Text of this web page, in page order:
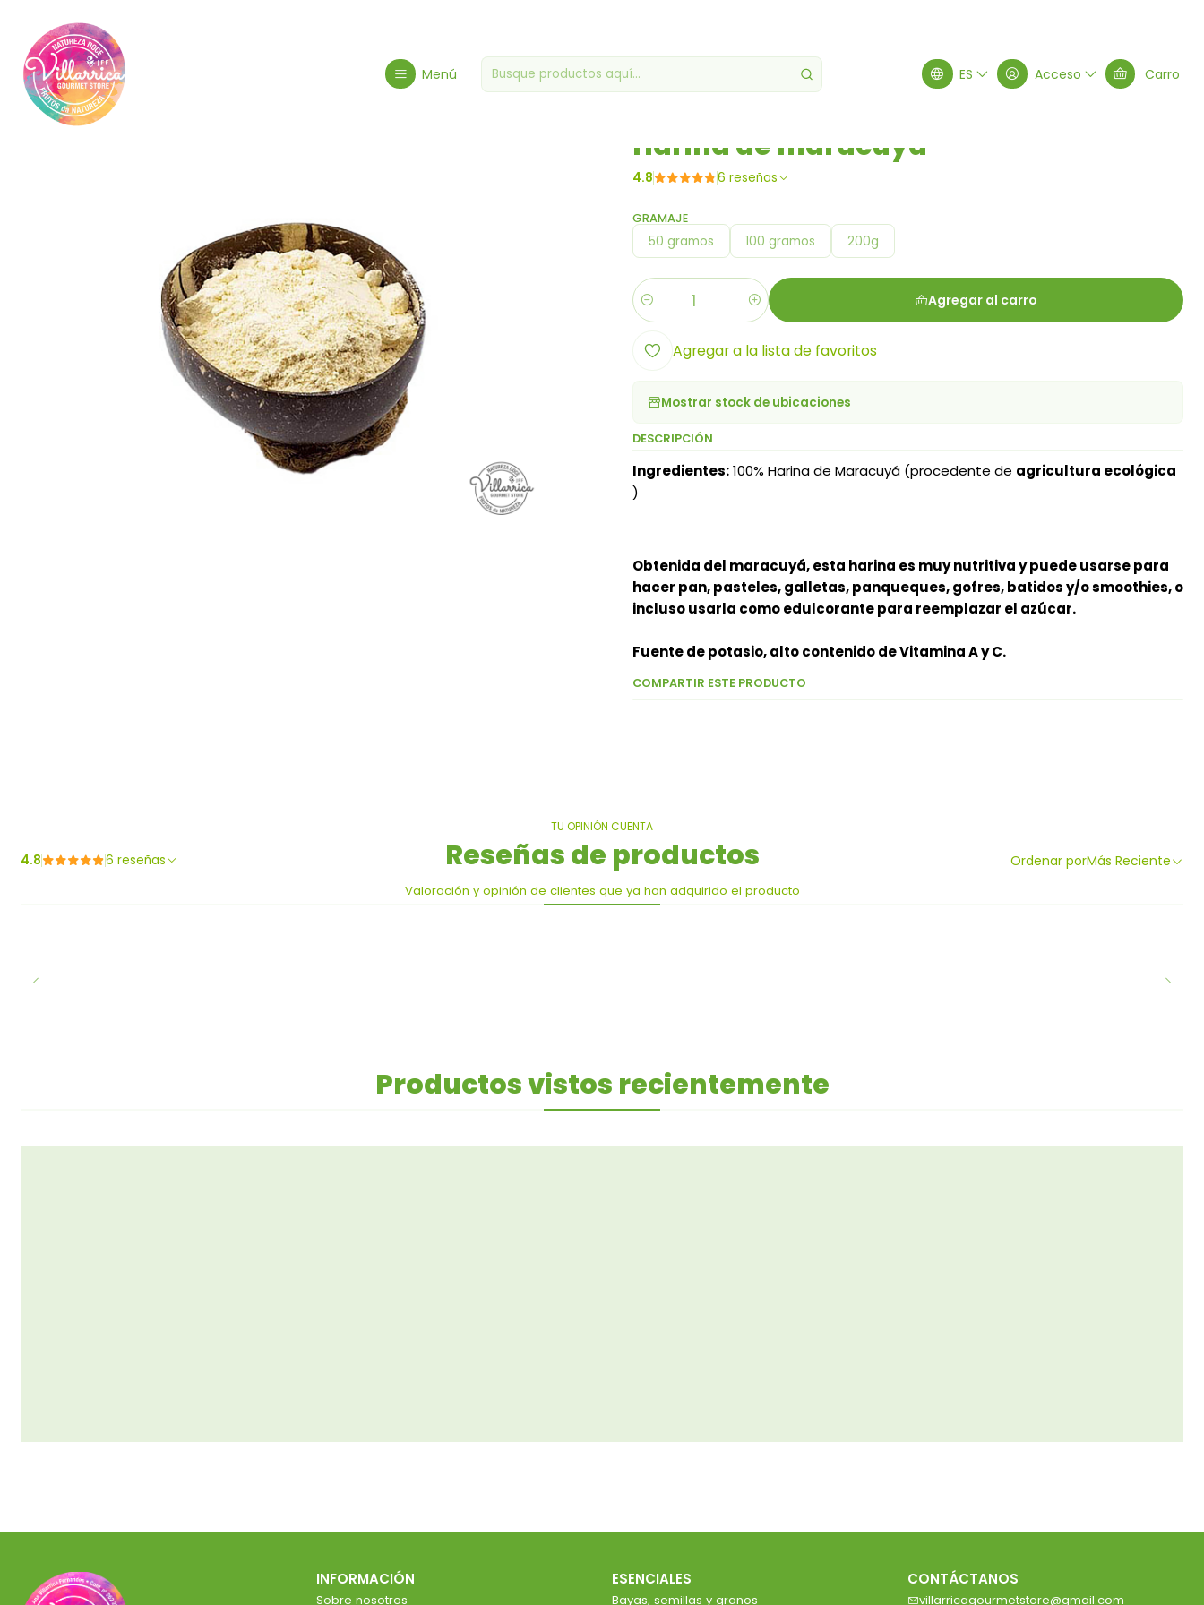
Menú ES Acceso Carro
Harina de maracuyá
4.8 6 reseñas
GRAMAJE
50 gramos 100 gramos 200g
Cantidad Agregar al carro
Agregar a la lista de favoritos
Mostrar stock de ubicaciones
DESCRIPCIÓN
Ingredientes:100% Harina de Maracuyá (procedente de agricultura ecológica
)
Obtenida del maracuyá, esta harina es muy nutritiva y puede usarse para
hacer pan, pasteles, galletas, panqueques, gofres, batidos y/o smoothies, o
incluso usarla como edulcorante para reemplazar el azúcar.
Fuente de potasio, alto contenido de Vitamina A y C.
COMPARTIR ESTE PRODUCTO
TU OPINIÓN CUENTA
Reseñas de productos
Valoración y opinión de clientes que ya han adquirido el producto
4.8 6 reseñas Ordenar porMás Reciente
Productos vistos recientemente
INFORMACIÓN
Sobre nosotros
ESENCIALES
Bayas, semillas y granos
CONTÁCTANOS
villarricagourmetstore@gmail.com